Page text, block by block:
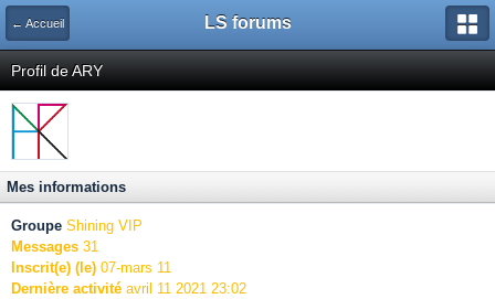
← Accueil LS forums
Profil de ARY
Mes informations
Groupe Shining VIP
Messages 31
Inscrit(e) (le) 07-mars 11
Dernière activité avril 11 2021 23:02